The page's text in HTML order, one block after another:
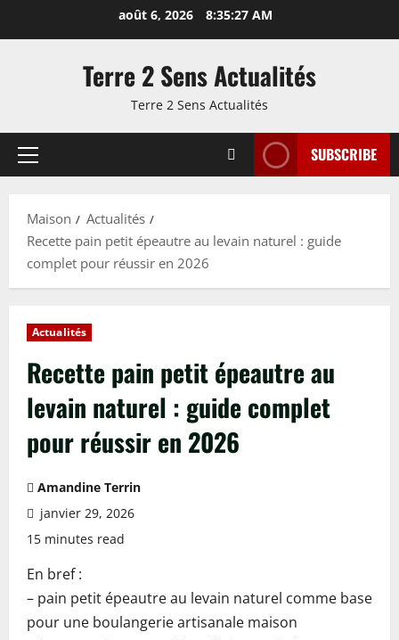
au
août 6, 2026 8:35:28 AM
Terre 2 Sens Actualités
Terre 2 Sens Actualités
Menu
SUBSCRIBE
Maison
Actualités
Recette pain petit épeautre au levain naturel : guide
complet pour réussir en 2026
Actualités
Recette pain petit épeautre au
levain naturel : guide complet
pour réussir en 2026
Amandine Terrin
janvier 29, 2026
15 minutes read
En bref :
– pain petit épeautre au levain naturel comme base
pour une boulangerie artisanale maison